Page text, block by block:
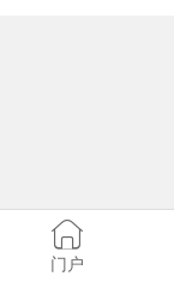
门户